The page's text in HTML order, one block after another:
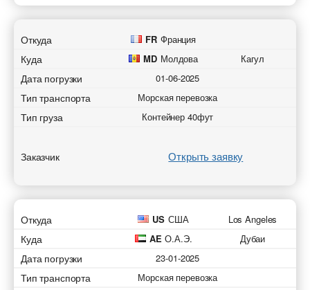
Откуда FR Франция
Куда MD Молдова Кагул
Дата погрузки 01-06-2025
Тип транспорта Морская перевозка
Тип груза Контейнер 40фут
Заказчик Открыть заявку
Откуда US США Los Angeles
Куда AE О.А.Э. Дубаи
Дата погрузки 23-01-2025
Тип транспорта Морская перевозка